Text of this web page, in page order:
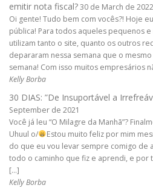
emitir nota fiscal?30 de March de 2022
Oi gente! Tudo bem com vocês?! Hoje
pública! Para todos aqueles pequenos
utilizam tanto o site, quanto os outros
depararam nessa semana que o
semana! Com isso muitos empresários
Kelly Borba
30 DIAS: ”De Insuportável a
September de 2021
Você já leu “O Milagre da Manhã”?
Uhuul o/
Estou muito feliz por mim
do que eu vou levar sempre comigo de
todo o caminho que fiz e aprendi, e por
[…]
Kelly Borba